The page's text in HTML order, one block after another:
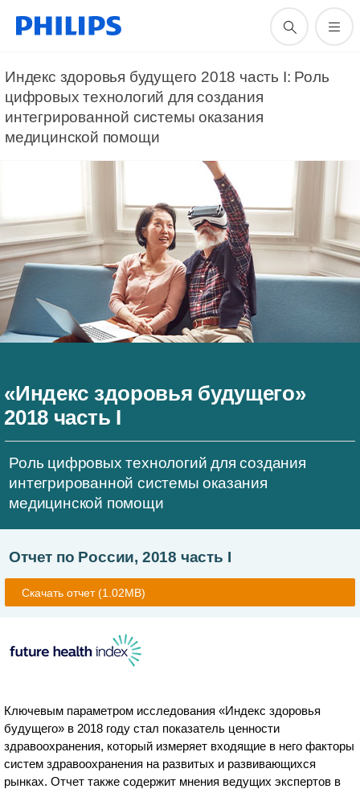
Индекс здоровья будущего 2018 часть I: Роль
цифровых технологий для создания
интегрированной системы оказания
медицинской помощи
«Индекс здоровья будущего»
2018 часть I
Роль цифровых технологий для создания
интегрированной системы оказания
медицинской помощи
Отчет по России, 2018 часть I
Скачать отчет(1.02MB)
Ключевым параметром исследования «Индекс здоровья
будущего» в 2018 году стал показатель ценности
здравоохранения, который измеряет входящие в него факторы
систем здравоохранения на развитых и развивающихся
рынках. Отчет также содержит мнения ведущих экспертов в